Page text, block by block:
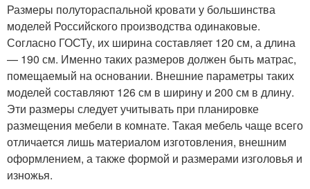
Размеры полутораспальной кровати у большинства
моделей Российского производства одинаковые.
Согласно ГОСТу, их ширина составляет 120 см, а длина
— 190 см. Именно таких размеров должен быть матрас,
помещаемый на основании. Внешние параметры таких
моделей составляют 126 см в ширину и 200 см в длину.
Эти размеры следует учитывать при планировке
размещения мебели в комнате. Такая мебель чаще всего
отличается лишь материалом изготовления, внешним
оформлением, а также формой и размерами изголовья и
изножья.